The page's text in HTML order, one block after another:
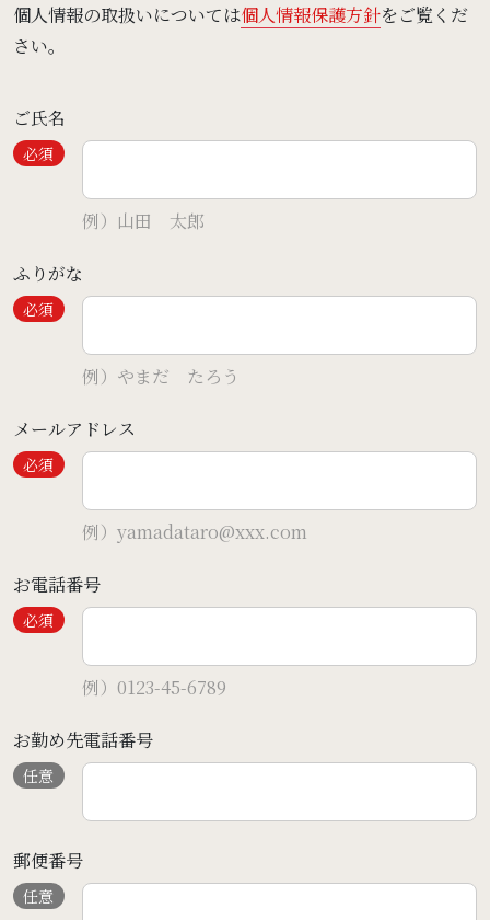
レストラン予約
約款・規則 館内設備
OneHarmony
クッキーポリシー 特定商取引法に基づく表記
個人情報の取扱いについては個人情報保護方針をご覧くだ
さい。
ご氏名
必須
例）山田 太郎
ふりがな
必須
例）やまだ たろう
メールアドレス
必須
例）yamadataro@xxx.com
お電話番号
必須
例）0123-45-6789
お勤め先電話番号
任意
郵便番号
任意